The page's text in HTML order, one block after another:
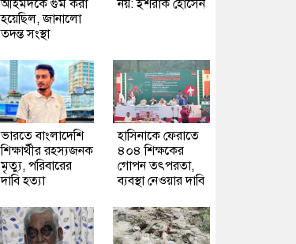
আহমদকে গুম করা
হয়েছিল, জানালো
তদন্ত সংস্থা
নয়: ইশরাক হোসেন
ভারতে বাংলাদেশি
শিক্ষার্থীর রহস্যজনক
মৃত্যু, পরিবারের
দাবি হত্যা
হাসিনাকে ফেরাতে
৪০৪ শিক্ষকের
গোপন তৎপরতা,
ব্যবস্থা নেওয়ার দাবি